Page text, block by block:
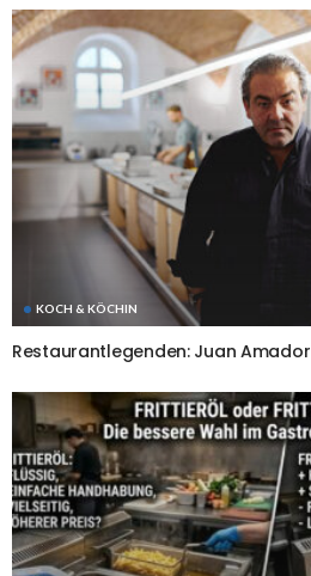
KOCH & KÖCHIN
Restaurantlegenden: Juan Amador